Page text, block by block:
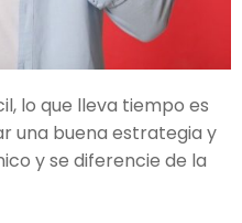
lo que lleva tiempo es
una buena estrategia y
y se diferencie de la